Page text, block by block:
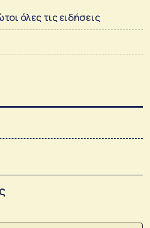
όλες τις ειδήσεις